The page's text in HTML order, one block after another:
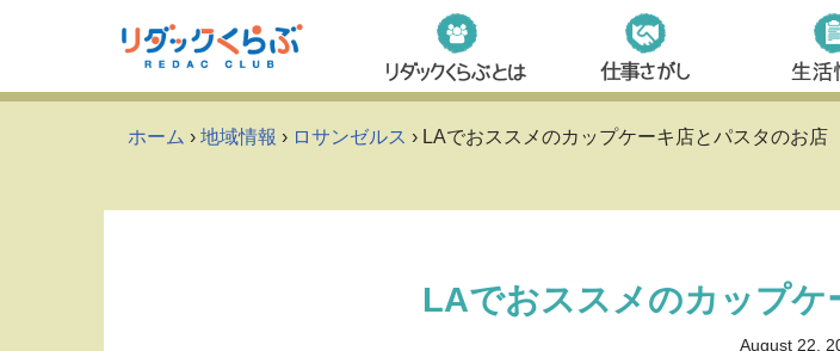
to
ホーム › 地域情報 › ロサンゼルス › LAでおススメのカップケーキ店とパスタのお店
LAでおススメのカップ
August 22,